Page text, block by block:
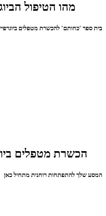
מהו הטיפול
בית ספר 'כחותם' להכשרת מטפלים
הכשרת מטפלים
המסע שלך להתפתחות רוחנית מתחיל כאן